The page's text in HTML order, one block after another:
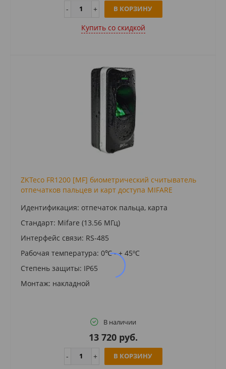
В КОРЗИНУ
Купить cо скидкой
ZKTeco FR1200 [MF] биометрический считыватель
отпечатков пальцев и карт доступа MIFARE
Идентификация: отпечаток пальца, карта
Стандарт: Mifare (13.56 МГц)
Интерфейс связи: RS-485
Рабочая температура: 0℃ - + 45ºC
Степень защиты: IP65
Монтаж: накладной
В наличии
13 720 руб.
В КОРЗИНУ